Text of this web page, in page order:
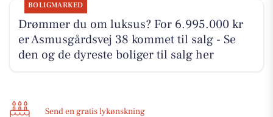
BOLIGMARKED
Drømmer du om luksus? For 6.995.000 kr
er Asmusgårdsvej 38 kommet til salg - Se
den og de dyreste boliger til salg her
Send en gratis lykønskning